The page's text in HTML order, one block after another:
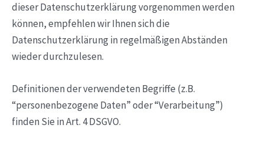
dieser Datenschutzerklärung vorgenommen werden
können, empfehlen wir Ihnen sich die
Datenschutzerklärung in regelmäßigen Abständen
wieder durchzulesen.
Definitionen der verwendeten Begriffe (z.B.
“personenbezogene Daten” oder “Verarbeitung”)
finden Sie in Art. 4 DSGVO.